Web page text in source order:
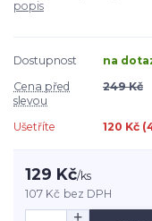
popis
Dostupnost
na
Cena před
slevou
249 Kč
Ušetříte 120 Kč (
129 Kč/ks
107 Kč bez DPH